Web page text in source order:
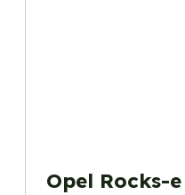
Opel Rocks-e